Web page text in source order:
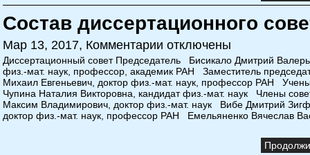
Состав диссертационного
Мар 13, 2017, Комментарии отключены
Диссертационный совет Председатель Бисикало Дмитрий
физ.-мат. наук, профессор, академик РАН Заместитель
Михаил Евгеньевич, доктор физ.-мат. наук, профессор РАН
Чупина Наталия Викторовна, кандидат физ.-мат. наук Члены
Максим Владимирович, доктор физ.-мат. наук Вибе Дмитрий
доктор физ.-мат. наук, профессор РАН Емельяненко Вячеслав